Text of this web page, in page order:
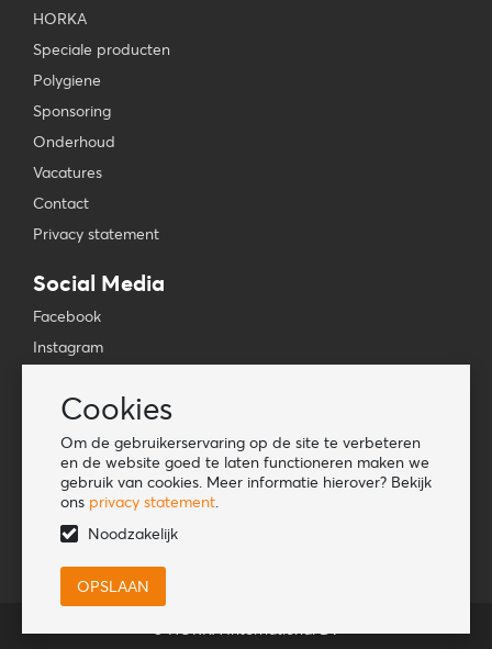
Cookies
Om de gebruikerservaring op de site te verbeteren
en de website goed te laten functioneren maken we
gebruik van cookies. Meer informatie hierover? Bekijk
ons privacy statement.
Noodzakelijk
HORKA
Speciale producten
Polygiene
Sponsoring
Onderhoud
Vacatures
Contact
Privacy statement
Social Media
Facebook
Instagram
TikTok
Tools
Lookbook
Nieuwe klant
© HORKA International BV